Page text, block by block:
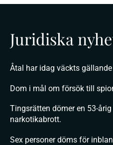
Juridiska
Åtal har idag väckts
Dom i mål om försök till
Tingsrätten dömer en 53-
narkotikabrott.
Sex personer döms för